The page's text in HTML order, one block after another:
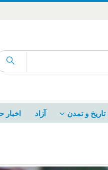
تاریخ و تمدن آزاد اخبار